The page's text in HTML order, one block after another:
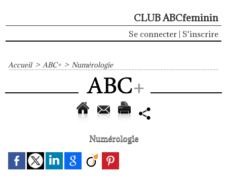
CLUB ABCfeminin
Se connecter S'inscrire
Accueil > ABC+ > Numérologie
Numérologie